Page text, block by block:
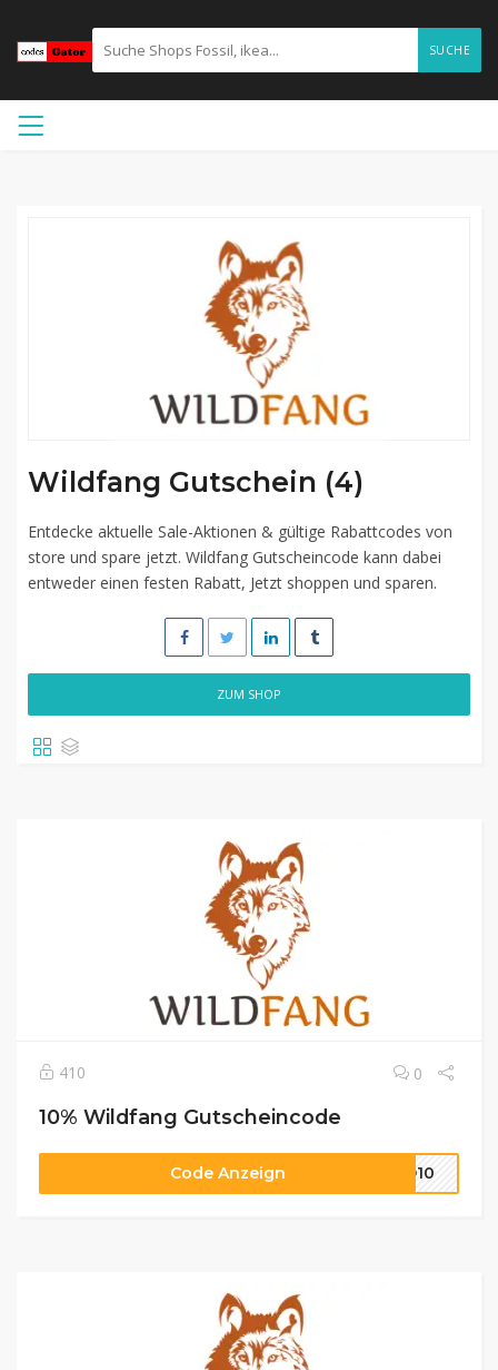
SUCHE
Wildfang Gutschein (4)
Entdecke aktuelle Sale-Aktionen & gültige Rabattcodes von
store und spare jetzt. Wildfang Gutscheincode kann dabei
entweder einen festen Rabatt, Jetzt shoppen und sparen.
ZUM SHOP
410 0
10% Wildfang Gutscheincode
Code Anzeign LD10